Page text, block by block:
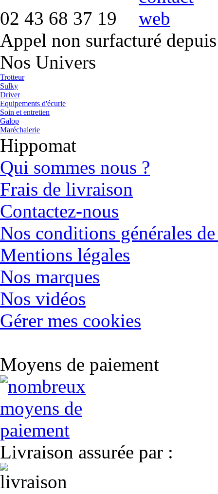
02 43 68 37 19
Appel non surfacturé
Nos Univers
Trotteur
Sulky
Driver
Equipements d'écurie
Soin et entretien
Galop
Maréchalerie
Hippomat
Qui sommes nous ?
Frais de livraison
Contactez-nous
Nos conditions générales
Mentions légales
Nos marques
Nos vidéos
Gérer mes cookies
Moyens de paiement
Livraison assurée par :